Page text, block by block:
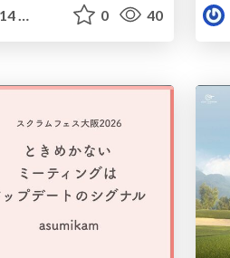
0 40